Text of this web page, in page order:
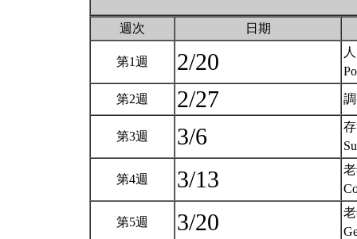
週次 日期
第1週 2/20
第2週 2/27
第3週 3/6
第4週 3/13
第5週 3/20